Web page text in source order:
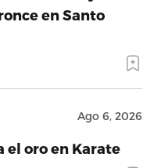
en Santo
Ago 6, 2026
el oro en Karate